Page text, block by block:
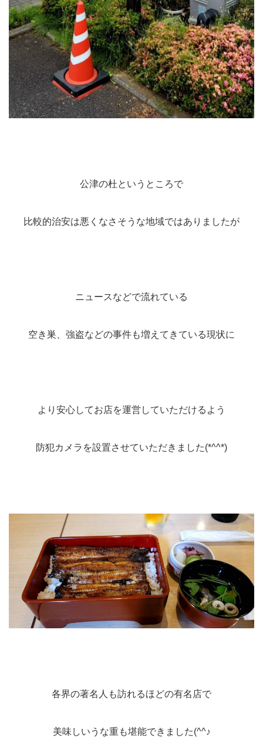
公津の杜というところで
比較的治安は悪くなさそうな地域ではありましたが
ニュースなどで流れている
空き巣、強盗などの事件も増えてきている現状に
より安心してお店を運営していただけるよう
防犯カメラを設置させていただきました(*^^*)
各界の著名人も訪れるほどの有名店で
美味しいうな重も堪能できました(^^♪